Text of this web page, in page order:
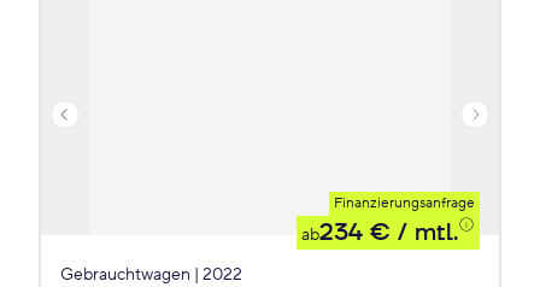
Finanzierungsanfrage
ab234 € / mtl.
Gebrauchtwagen | 2022